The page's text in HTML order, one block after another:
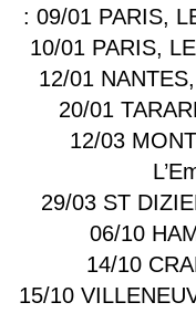
: 09/01 PARIS,
10/01 PARIS,
12/01
20/01
12/03
29/03 ST
06/10
14/10
15/10